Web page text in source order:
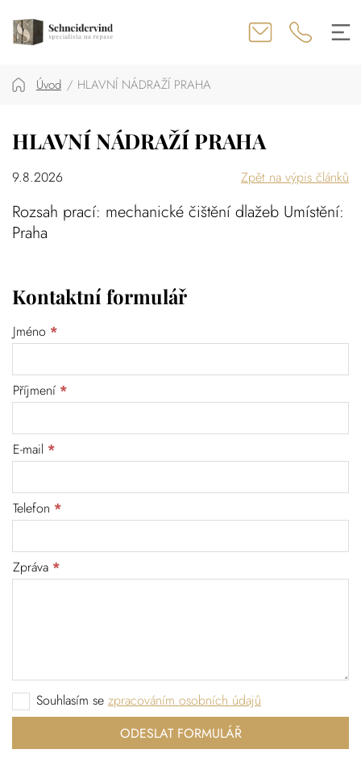
Úvod HLAVNÍ NÁDRAŽÍ PRAHA
HLAVNÍ NÁDRAŽÍ PRAHA
Zpět na výpis článků
9.8.2026
Rozsah prací: mechanické čištění dlažeb Umístění:
Praha
Kontaktní formulář
Jméno
Příjmení
E-mail
Telefon
Zpráva
Souhlasím se zpracováním osobních údajů
ODESLAT FORMULÁŘ